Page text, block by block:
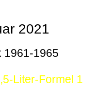
2021
1961-1965
Liter-Formel 1